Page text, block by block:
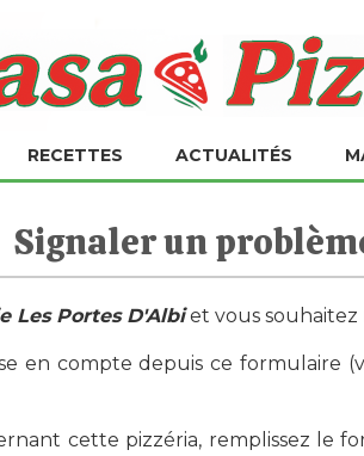
RECETTES ACTUALITÉS
Signaler un
Les Portes D'Albiet vous souhaitez
en compte depuis ce formulaire
cette pizzéria, remplissez le